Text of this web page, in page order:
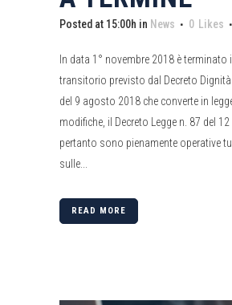
Posted at 15:00h in News 0 Likes
In data 1° novembre 2018 è terminato
transitorio previsto dal Decreto Dignità
del 9 agosto 2018 che converte in
modifiche, il Decreto Legge n. 87 del
pertanto sono pienamente operative
sulle...
READ MORE